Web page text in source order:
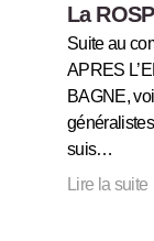
La
Suite au
APRES
BAGNE,
suis…
Lire la suite